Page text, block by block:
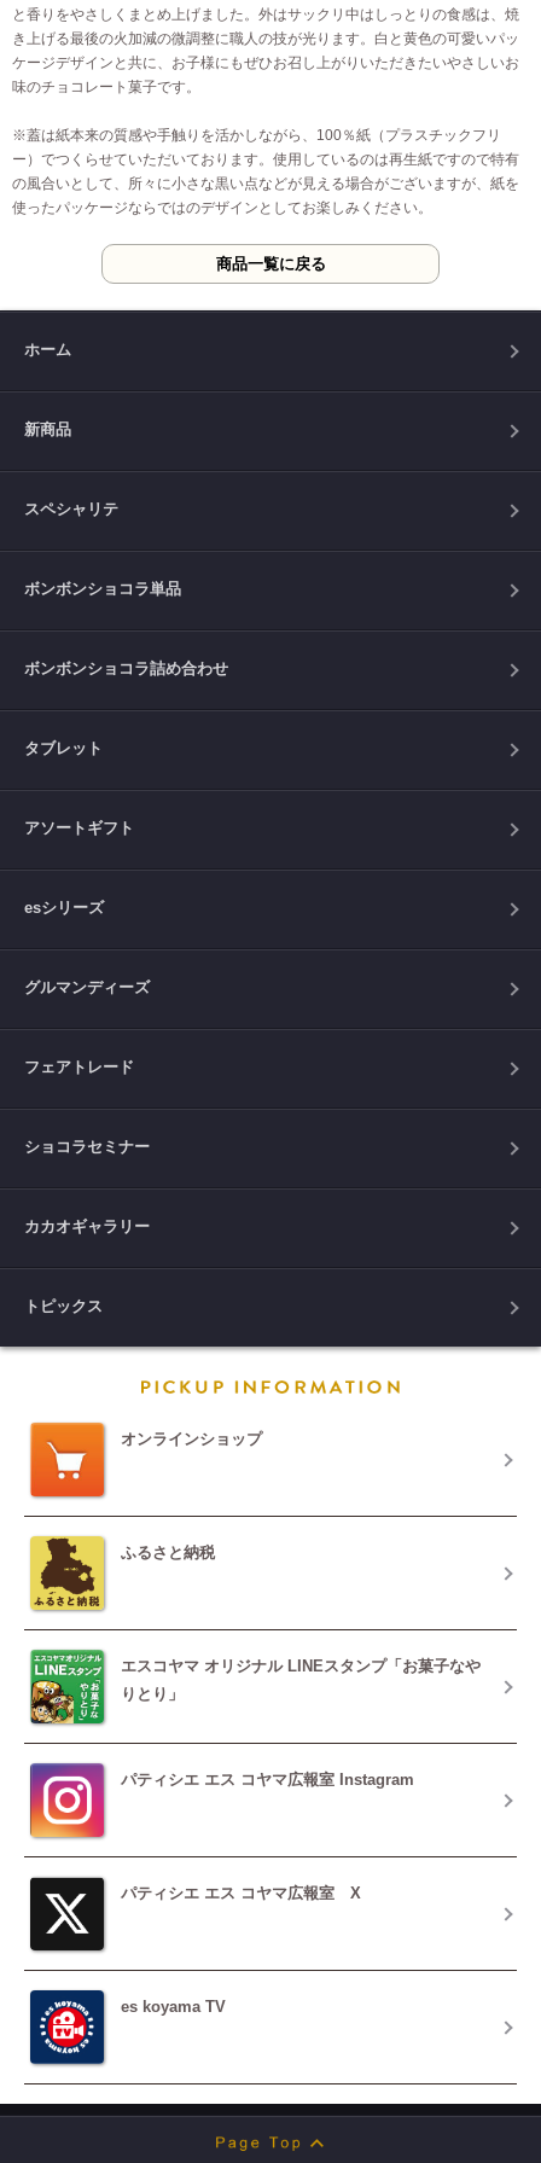
と香りをやさしくまとめ上げました。外はサックリ中はしっとりの食感は、焼
き上げる最後の火加減の微調整に職人の技が光ります。白と黄色の可愛いパッ
ケージデザインと共に、お子様にもぜひお召し上がりいただきたいやさしいお
味のチョコレート菓子です。
※蓋は紙本来の質感や手触りを活かしながら、100％紙（プラスチックフリ
ー）でつくらせていただいております。使用しているのは再生紙ですので特有
の風合いとして、所々に小さな黒い点などが見える場合がございますが、紙を
使ったパッケージならではのデザインとしてお楽しみください。
商品一覧に戻る
ホーム
新商品
スペシャリテ
ボンボンショコラ単品
ボンボンショコラ詰め合わせ
タブレット
アソートギフト
esシリーズ
グルマンディーズ
フェアトレード
ショコラセミナー
カカオギャラリー
トピックス
オンラインショップ
ふるさと納税
エスコヤマ オリジナル LINEスタンプ「お菓子なや
りとり」
パティシエ エス コヤマ広報室 Instagram
パティシエ エス コヤマ広報室 X
es koyama TV